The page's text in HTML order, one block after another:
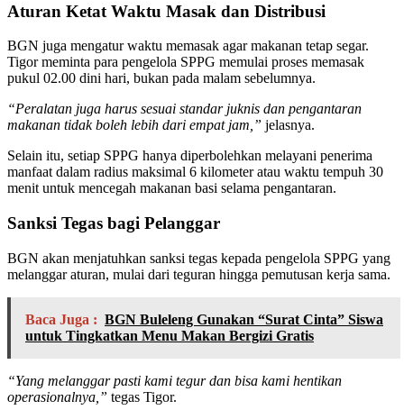
Aturan Ketat Waktu Masak dan Distribusi
BGN juga mengatur waktu memasak agar makanan tetap segar.
Tigor meminta para pengelola SPPG memulai proses memasak
pukul 02.00 dini hari, bukan pada malam sebelumnya.
“Peralatan juga harus sesuai standar juknis dan pengantaran
makanan tidak boleh lebih dari empat jam,” jelasnya.
Selain itu, setiap SPPG hanya diperbolehkan melayani penerima
manfaat dalam radius maksimal 6 kilometer atau waktu tempuh 30
menit untuk mencegah makanan basi selama pengantaran.
Sanksi Tegas bagi Pelanggar
BGN akan menjatuhkan sanksi tegas kepada pengelola SPPG yang
melanggar aturan, mulai dari teguran hingga pemutusan kerja sama.
Baca Juga : BGN Buleleng Gunakan “Surat Cinta” Siswa
untuk Tingkatkan Menu Makan Bergizi Gratis
“Yang melanggar pasti kami tegur dan bisa kami hentikan
operasionalnya,” tegas Tigor.